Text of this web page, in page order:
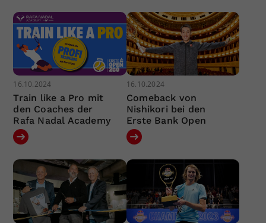
16.10.2024
Train like a Pro mit
den Coaches der
Rafa Nadal Academy
16.10.2024
Comeback von
Nishikori bei den
Erste Bank Open